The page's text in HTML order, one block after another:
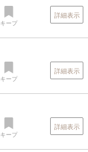
キープ
詳細表示
キープ
詳細表示
キープ
詳細表示